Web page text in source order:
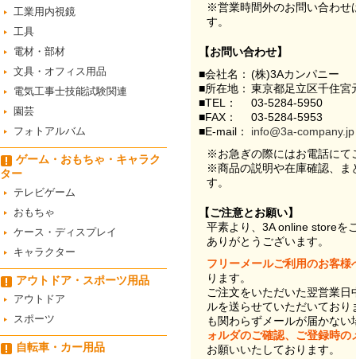
工業用内視鏡
工具
電材・部材
文具・オフィス用品
電気工事士技能試験関連
園芸
フォトアルバム
ゲーム・おもちゃ・キャラク
ター
テレビゲーム
おもちゃ
ケース・ディスプレイ
キャラクター
アウトドア・スポーツ用品
アウトドア
スポーツ
自転車・カー用品
※営業時間外のお問い合わせ
す。
【お問い合わせ】
■会社名： (株)3Aカンパニー
■所在地： 東京都足立区千住
■TEL：
03-5284-5950
■FAX：
03-5284-5953
■E-mail：
info@3a-company.jp
※お急ぎの際にはお電話にて
※商品の説明や在庫確認、ま
す。
【ご注意とお願い】
平素より、3A online storeを
ありがとうございます。
フリーメールご利用のお客様
ります。
ご注文をいただいた翌営業
ルを送らせていただいてお
も関わらずメールが届かない
ォルダのご確認、ご登録時
お願いいたしております。